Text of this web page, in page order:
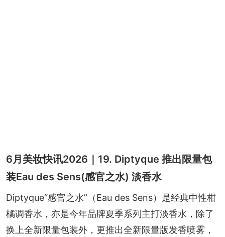
6月美妆快讯2026｜19. Diptyque 推出限量包
装Eau des Sens(感官之水) 淡香水
Diptyque“感官之水”（Eau des Sens）是经典中性柑
橘调香水，亦是今年品牌夏季系列主打淡香水，除了
换上全新限量包装外，更推出全新限量版发香喷雾，